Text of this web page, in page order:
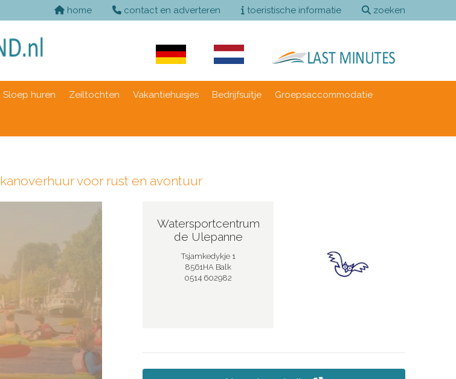
home contact en adverteren toeristische informatie zoeken
Sloep huren Zeiltochten Vakantiehuisjes Bedrijfsuitje Groepsaccommodatie
kanoverhuur voor rust en avontuur
Watersportcentrum
de Ulepanne
Tsjamkedykje 1
8561HA Balk
0514 602982